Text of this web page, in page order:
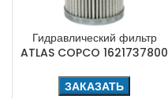
Гидравлический фильтр
ATLAS COPCO 1621737800
ЗАКАЗАТЬ